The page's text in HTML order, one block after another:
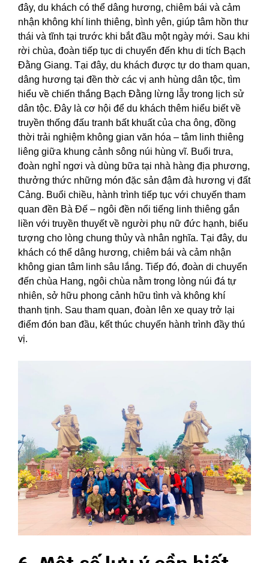
đây, du khách có thể dâng hương, chiêm bái và cảm
nhận không khí linh thiêng, bình yên, giúp tâm hồn thư
thái và tĩnh tại trước khi bắt đầu một ngày mới. Sau khi
rời chùa, đoàn tiếp tục di chuyển đến khu di tích Bạch
Đằng Giang. Tại đây, du khách được tự do tham quan,
dâng hương tại đền thờ các vị anh hùng dân tộc, tìm
hiểu về chiến thắng Bạch Đằng lừng lẫy trong lịch sử
dân tộc. Đây là cơ hội để du khách thêm hiểu biết về
truyền thống đấu tranh bất khuất của cha ông, đồng
thời trải nghiệm không gian văn hóa – tâm linh thiêng
liêng giữa khung cảnh sông núi hùng vĩ. Buổi trưa,
đoàn nghỉ ngơi và dùng bữa tại nhà hàng địa phương,
thưởng thức những món đặc sản đậm đà hương vị đất
Cảng. Buổi chiều, hành trình tiếp tục với chuyến tham
quan đền Bà Đế – ngôi đền nổi tiếng linh thiêng gắn
liền với truyền thuyết về người phụ nữ đức hạnh, biểu
tượng cho lòng chung thủy và nhân nghĩa. Tại đây, du
khách có thể dâng hương, chiêm bái và cảm nhận
không gian tâm linh sâu lắng. Tiếp đó, đoàn di chuyển
đến chùa Hang, ngôi chùa nằm trong lòng núi đá tự
nhiên, sở hữu phong cảnh hữu tình và không khí
thanh tịnh. Sau tham quan, đoàn lên xe quay trở lại
điểm đón ban đầu, kết thúc chuyến hành trình đầy thú
vị.